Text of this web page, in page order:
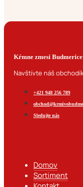
Kŕmne zmesi Budmerice
Navštívte náš
+421 948 256 789
Sledujte nás
Domov
Sortiment